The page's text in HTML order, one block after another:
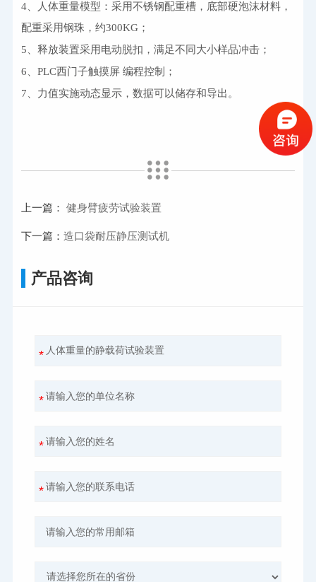
4、人体重量模型：采用不锈钢配重槽，底部硬泡沫材料，
配重采用钢珠，约300KG；
5、释放装置采用电动脱扣，满足不同大小样品冲击；
6、PLC西门子触摸屏 编程控制；
7、力值实施动态显示，数据可以储存和导出。
上一篇：健身臂疲劳试验装置
下一篇：造口袋耐压静压测试机
产品咨询